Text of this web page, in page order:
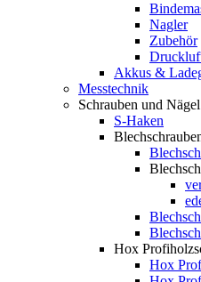
Nagler
Zubehör
Akkus &
Messtechnik
Schrauben und Nägel
S-Haken
Hox
Hox